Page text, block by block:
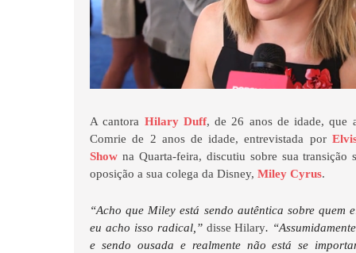
A cantora Hilary Duff, de 26 anos de idade, que
Comrie de 2 anos de idade, entrevistada por
Show na Quarta-feira, discutiu sobre sua transição
oposição a sua colega da Disney,Miley Cyrus.
“Acho que Miley está sendo autêntica sobre quem
eu acho isso radical,” disse Hilary.
e sendo ousada e realmente não está se